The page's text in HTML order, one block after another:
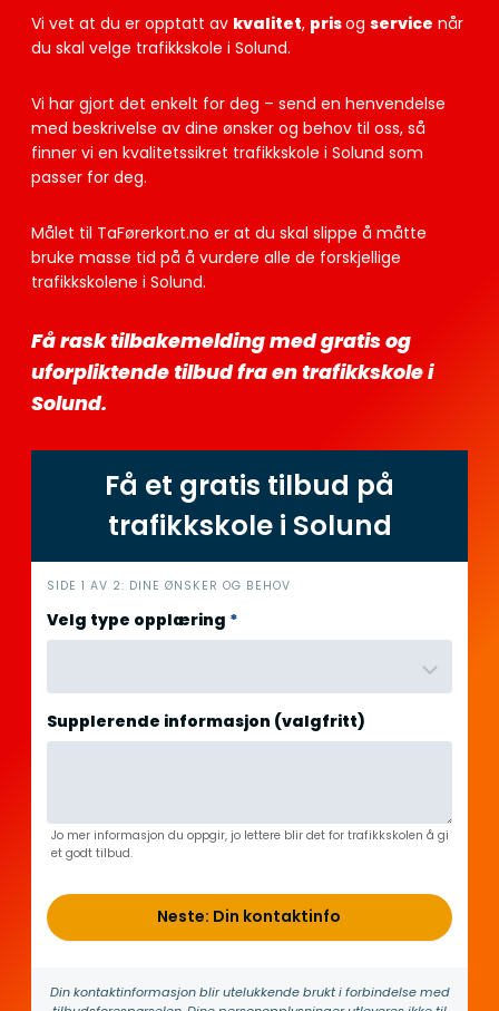
Vi vet at du er opptatt av kvalitet, prisog service når
du skal velge trafikkskole i Solund.
Vi har gjort det enkelt for deg – send en henvendelse
med beskrivelse av dine ønsker og behov til oss, så
finner vi en kvalitetssikret trafikkskole i Solund som
passer for deg.
Målet til TaFørerkort.no er at du skal slippe å måtte
bruke masse tid på å vurdere alle de forskjellige
trafikkskolene i Solund.
Få rask tilbakemelding med gratis og
uforpliktende tilbud fra en trafikkskole i
Solund.
Få et gratis tilbud på
trafikkskole i Solund
i
n
n
o
l
d
SIDE 1 AV 2: DINE ØNSKER OG BEHOV
Velg type opplæring *
Supplerende informasjon (valgfritt)
Jo mer informasjon du oppgir, jo lettere blir det for trafikkskolen å gi
et godt tilbud.
Neste: Din kontaktinfo
Din kontakt­informasjon blir utelukkende brukt i forbindelse med